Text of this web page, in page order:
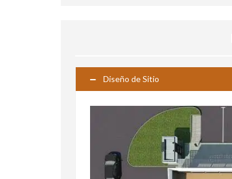
Diseño de Sitio